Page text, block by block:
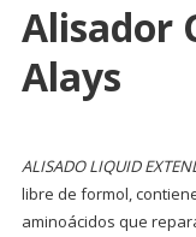
Alisador
Alays
ALISADO LIQUID
libre de formol,
aminoácidos que